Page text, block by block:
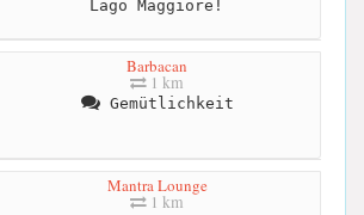
Lago Maggiore!
Barbacan
1 km
Gemütlichkeit
Mantra Lounge
1 km